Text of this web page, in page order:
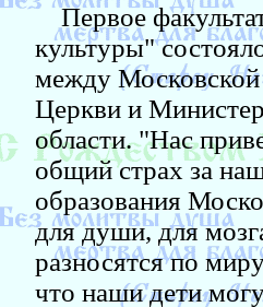
Первое
культуры"
между Московской
Церкви и
области. "Нас
общий страх за
образования
для души, для
разносятся по
что наши дети